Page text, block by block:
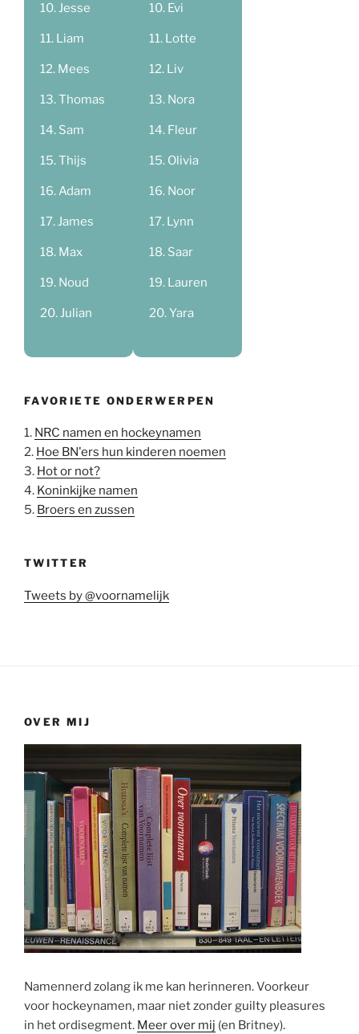
Jesse
Liam
Mees
Thomas
Sam
Thijs
Adam
James
Max
Noud
Julian
Evi
Lotte
Liv
Nora
Fleur
Olivia
Noor
Lynn
Saar
Lauren
Yara
FAVORIETE ONDERWERPEN
1. NRC namen en hockeynamen
2. Hoe BN'ers hun kinderen noemen
3. Hot or not?
4. Koninkijke namen
5. Broers en zussen
TWITTER
Tweets by @voornamelijk
OVER MIJ
Namennerd zolang ik me kan herinneren. Voorkeur
voor hockeynamen, maar niet zonder guilty pleasures
in het ordisegment. Meer over mij (en Britney).